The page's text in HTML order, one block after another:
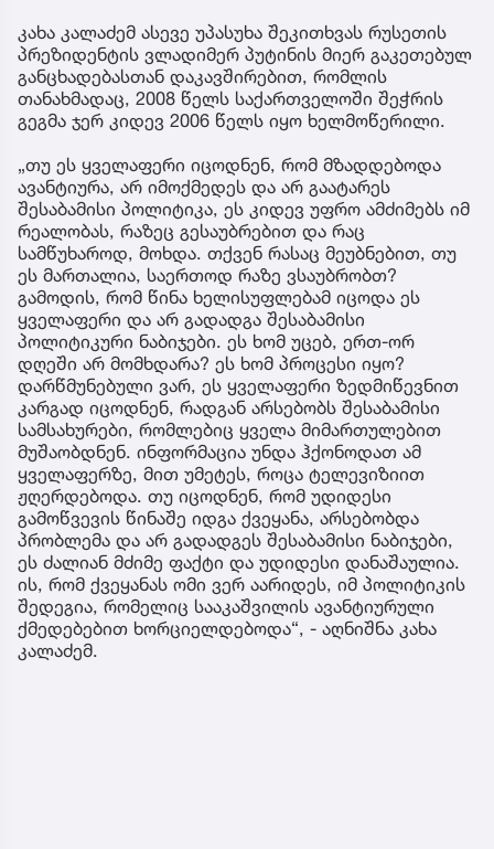
კახა კალაძემ ასევე უპასუხა შეკითხვას რუსეთის
პრეზიდენტის ვლადიმერ პუტინის მიერ გაკეთებულ
განცხადებასთან დაკავშირებით, რომლის
თანახმადაც, 2008 წელს საქართველოში შეჭრის
გეგმა ჯერ კიდევ 2006 წელს იყო ხელმოწერილი.
„თუ ეს ყველაფერი იცოდნენ, რომ მზადდებოდა
ავანტიურა, არ იმოქმედეს და არ გაატარეს
შესაბამისი პოლიტიკა, ეს კიდევ უფრო ამძიმებს იმ
რეალობას, რაზეც გესაუბრებით და რაც
სამწუხაროდ, მოხდა. თქვენ რასაც მეუბნებით, თუ
ეს მართალია, საერთოდ რაზე ვსაუბრობთ?
გამოდის, რომ წინა ხელისუფლებამ იცოდა ეს
ყველაფერი და არ გადადგა შესაბამისი
პოლიტიკური ნაბიჯები. ეს ხომ უცებ, ერთ-ორ
დღეში არ მომხდარა? ეს ხომ პროცესი იყო?
დარწმუნებული ვარ, ეს ყველაფერი ზედმიწევნით
კარგად იცოდნენ, რადგან არსებობს შესაბამისი
სამსახურები, რომლებიც ყველა მიმართულებით
მუშაობდნენ. ინფორმაცია უნდა ჰქონოდათ ამ
ყველაფერზე, მით უმეტეს, როცა ტელევიზიით
ჟღერდებოდა. თუ იცოდნენ, რომ უდიდესი
გამოწვევის წინაშე იდგა ქვეყანა, არსებობდა
პრობლემა და არ გადადგეს შესაბამისი ნაბიჯები,
ეს ძალიან მძიმე ფაქტი და უდიდესი დანაშაულია.
ის, რომ ქვეყანას ომი ვერ აარიდეს, იმ პოლიტიკის
შედეგია, რომელიც სააკაშვილის ავანტიურული
ქმედებებით ხორციელდებოდა“, - აღნიშნა კახა
კალაძემ.